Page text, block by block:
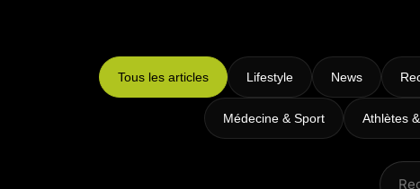
Intensifs
Cardio
Tous les articles Lifestyle News
Médecine & Sport Athlètes